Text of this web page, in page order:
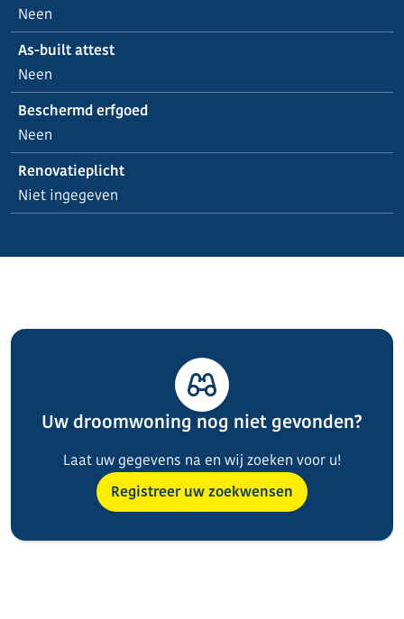
Neen
As-built attest
Neen
Beschermd erfgoed
Neen
Renovatieplicht
Niet ingegeven
Uw droomwoning nog niet gevonden?
Laat uw gegevens na en wij zoeken voor u!
Registreer uw zoekwensen